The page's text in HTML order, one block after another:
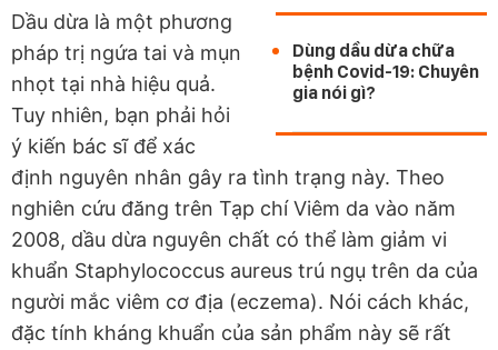
Dùng dầu dừa chữa
bệnh Covid-19: Chuyên
gia nói gì?
Dầu dừa là một phương
pháp trị ngứa tai và mụn
nhọt tại nhà hiệu quả.
Tuy nhiên, bạn phải hỏi
ý kiến bác sĩ để xác
định nguyên nhân gây ra tình trạng này. Theo
nghiên cứu đăng trên Tạp chí Viêm da vào năm
2008, dầu dừa nguyên chất có thể làm giảm vi
khuẩn Staphylococcus aureus trú ngụ trên da của
người mắc viêm cơ địa (eczema). Nói cách khác,
đặc tính kháng khuẩn của sản phẩm này sẽ rất